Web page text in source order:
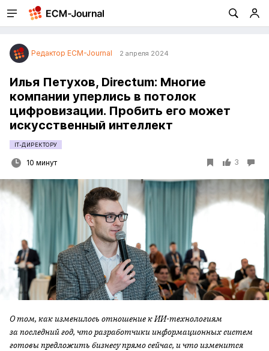
Редактор ECM-Journal 2 апреля 2024
Илья Петухов, Directum: Многие
компании уперлись в потолок
цифровизации. Пробить его может
искусственный интеллект
IT-ДИРЕКТОРУ
10 минут 3
О том, как изменилось отношение к ИИ-технологиям
за последний год, что разработчики информационных систем
готовы предложить бизнесу прямо сейчас, и что изменится